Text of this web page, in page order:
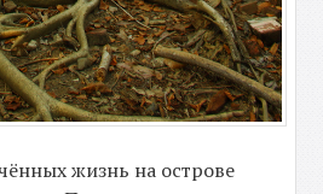
жизнь на острове